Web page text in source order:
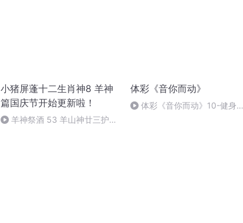
小猪屏蓬十二生肖神8 羊神
篇国庆节开始更新啦！
羊神祭酒 53 羊山神廿三护祭
体彩《音你而动》
体彩《音你而动》10-健身不